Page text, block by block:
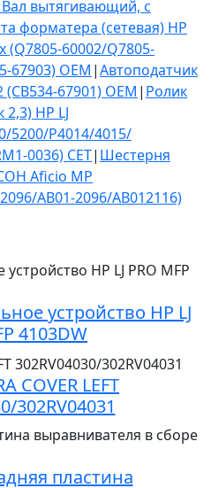
Вал вытягивающий, с
форматера (сетевая) HP
(Q7805-60002/Q7805-
67903) OEM |Автоподатчик
(CB534-67901) OEM | Ролик
HP LJ
5200/P4014/4015/
0036) CET| Шестерня
Aficio MP
AB01-2096/AB012116)
устройство HP LJ
4103DW
COVER LEFT
302RV04031
пластина